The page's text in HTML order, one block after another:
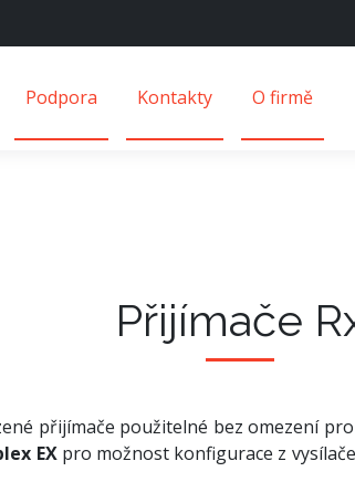
Podpora Kontakty O firmě
Přijímače
přijímače použitelné bez omezení
EXpro možnost konfigurace z